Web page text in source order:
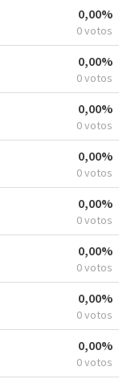
0,00%
0 votos
0,00%
0 votos
0,00%
0 votos
0,00%
0 votos
0,00%
0 votos
0,00%
0 votos
0,00%
0 votos
0,00%
0 votos